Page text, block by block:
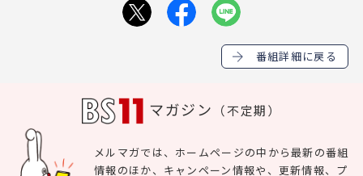
番組詳細に戻る
マガジン （不定期）
メルマガでは、ホームページの中から最新の番組
情報のほか、キャンペーン情報や、更新情報、プ